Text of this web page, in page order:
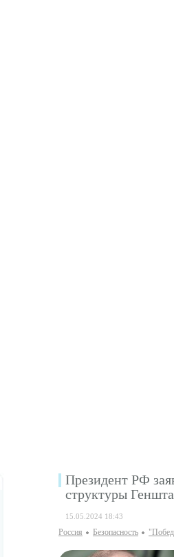
Президент РФ
структуры
15.05.2024 18:43
Россия Безопаcность